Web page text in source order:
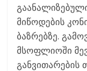
მიწოდების
ბაზრებზე.
მსოფლიოში
განვითარების